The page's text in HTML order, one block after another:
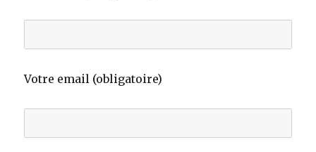
Votre email (obligatoire)